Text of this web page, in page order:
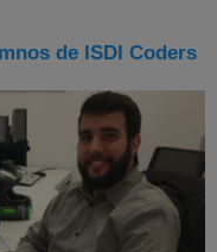
de ISDI Coders